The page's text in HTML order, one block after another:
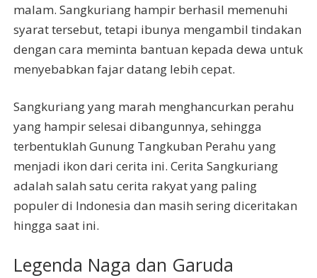
malam. Sangkuriang hampir berhasil memenuhi
syarat tersebut, tetapi ibunya mengambil tindakan
dengan cara meminta bantuan kepada dewa untuk
menyebabkan fajar datang lebih cepat.
Sangkuriang yang marah menghancurkan perahu
yang hampir selesai dibangunnya, sehingga
terbentuklah Gunung Tangkuban Perahu yang
menjadi ikon dari cerita ini. Cerita Sangkuriang
adalah salah satu cerita rakyat yang paling
populer di Indonesia dan masih sering diceritakan
hingga saat ini.
Legenda Naga dan Garuda